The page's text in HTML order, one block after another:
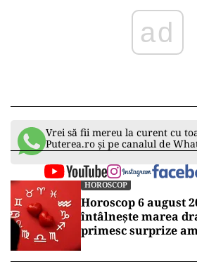
ad
Vrei să fii mereu la curent cu
Puterea.ro și pe canalul de
HOROSCOP
Horoscop 6 august
întâlnește marea
primesc surprize